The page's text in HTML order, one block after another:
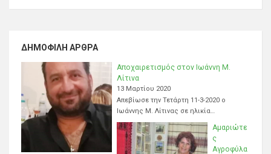
ΔΗΜΟΦΙΛΉ ΆΡΘΡΑ
Αποχαιρετισμός στον Ιωάννη Μ.
Λίτινα
13 Μαρτίου 2020
Απεβίωσε την Τετάρτη 11-3-2020 ο
Ιωάννης Μ. Λίτινας σε ηλικία…
Αμαριώτε
ς
Αγροφύλα